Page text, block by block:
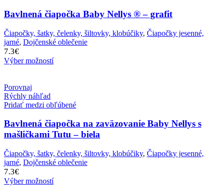
Bavlnená čiapočka Baby Nellys ® – grafit
Čiapočky, šatky, čelenky, šiltovky, klobúčiky, Čiapočky jesenné,
jarné, Dojčenské oblečenie
7.3€
Výber možností
Porovnaj
Rýchly náhľad
Pridať medzi obľúbené
Bavlnená čiapočka na zaväzovanie Baby Nellys s
mašličkami Tutu – biela
Čiapočky, šatky, čelenky, šiltovky, klobúčiky, Čiapočky jesenné,
jarné, Dojčenské oblečenie
7.3€
Výber možností